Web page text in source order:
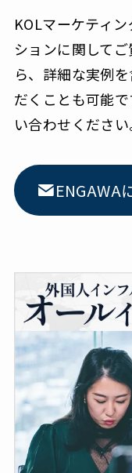
KOLマーケティ
ションに関して
ら、詳細な実例
だくことも可能
い合わせください
ENGAWA